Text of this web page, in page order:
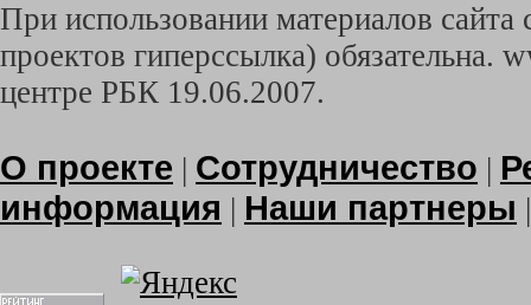
При использовании материалов
проектов гиперссылка) обязательна.
центре РБК 19.06.2007.
О проекте | Сотрудничество |
информация | Наши партнеры